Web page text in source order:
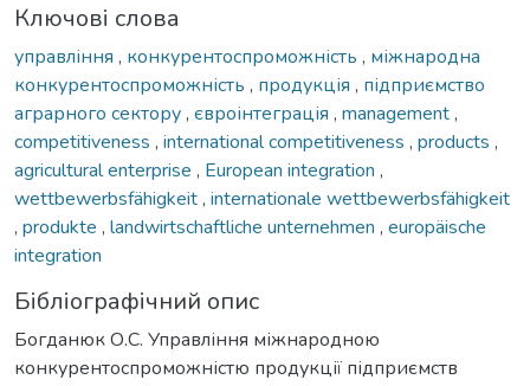
Ключові слова
управління , конкурентоспроможність , міжнародна
конкурентоспроможність , продукція , підприємство
аграрного сектору, євроінтеграція , management,
competitiveness , international competitiveness , products ,
agricultural enterprise , European integration ,
wettbewerbsfähigkeit, internationale wettbewerbsfähigkeit
, produkte , landwirtschaftliche unternehmen , europäische
integration
Бібліографічний опис
Богданюк О.С. Управління міжнародною
конкурентоспроможністю продукції підприємств